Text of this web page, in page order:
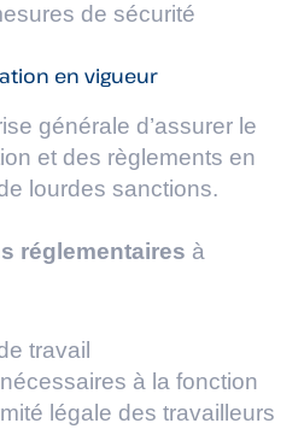
de sécurité
en vigueur
générale d’assurer le
et des règlements en
lourdes sanctions.
réglementaires à
travail
à la fonction
légale des travailleurs